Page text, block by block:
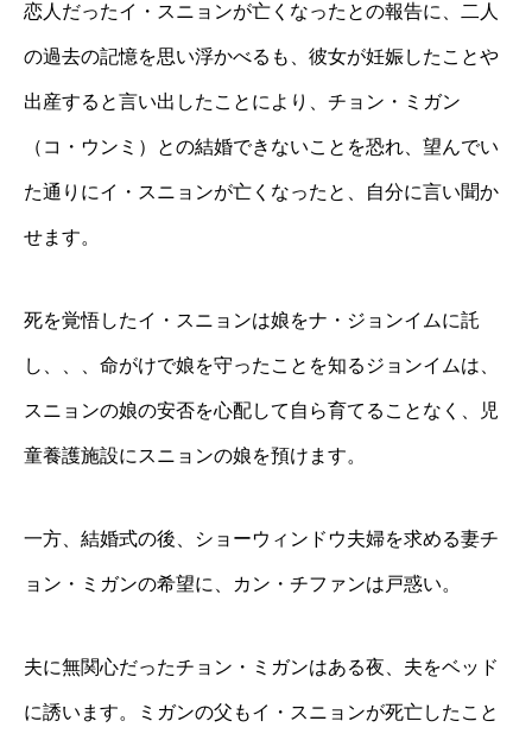
恋人だったイ・スニョンが亡くなったとの報告に、二人
の過去の記憶を思い浮かべるも、彼女が妊娠したことや
出産すると言い出したことにより、チョン・ミガン
（コ・ウンミ）との結婚できないことを恐れ、望んでい
た通りにイ・スニョンが亡くなったと、自分に言い聞か
せます。
死を覚悟したイ・スニョンは娘をナ・ジョンイムに託
し、、、命がけで娘を守ったことを知るジョンイムは、
スニョンの娘の安否を心配して自ら育てることなく、児
童養護施設にスニョンの娘を預けます。
一方、結婚式の後、ショーウィンドウ夫婦を求める妻チ
ョン・ミガンの希望に、カン・チファンは戸惑い。
夫に無関心だったチョン・ミガンはある夜、夫をベッド
に誘います。ミガンの父もイ・スニョンが死亡したこと